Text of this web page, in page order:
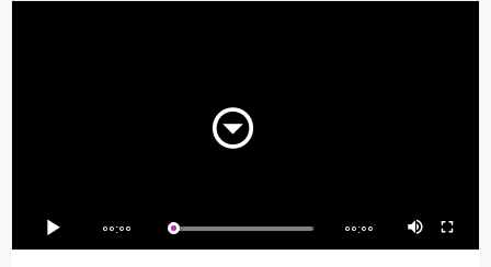
از مهندسی عمران تا
5:07
30:12
8:33
00:00 00:00